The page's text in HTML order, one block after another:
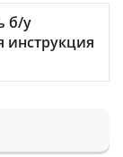
б/у
инструкция